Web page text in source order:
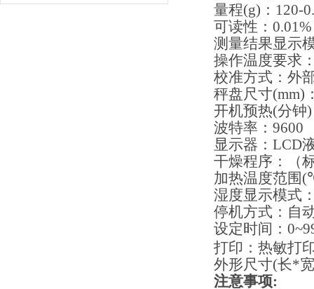
量程(g) ： 120-
可读性： 0.01%
测量结果显示
操作温度要求
校准方式：外
秤盘尺寸(mm)
开机预热(分钟)
波特率： 9600
显示器： LCD
干燥程序：（
加热温度范围(
湿度显示模式
停机方式：自
设定时间：
打印：热敏打
外形尺寸(长*宽
注意事项: